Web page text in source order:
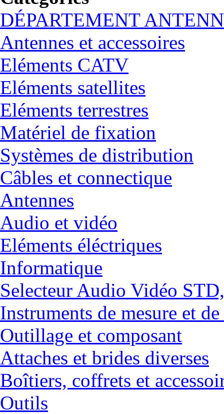
DÉPARTEMENT
Antennes et accessoires
Eléments CATV
Eléments satellites
Eléments terrestres
Matériel de fixation
Systèmes de distribution
Câbles et connectique
Antennes
Audio et vidéo
Eléments éléctriques
Informatique
Selecteur Audio Vidéo
Instruments de mesure et
Outillage et composant
Attaches et brides diverses
Boîtiers, coffrets et
Outils